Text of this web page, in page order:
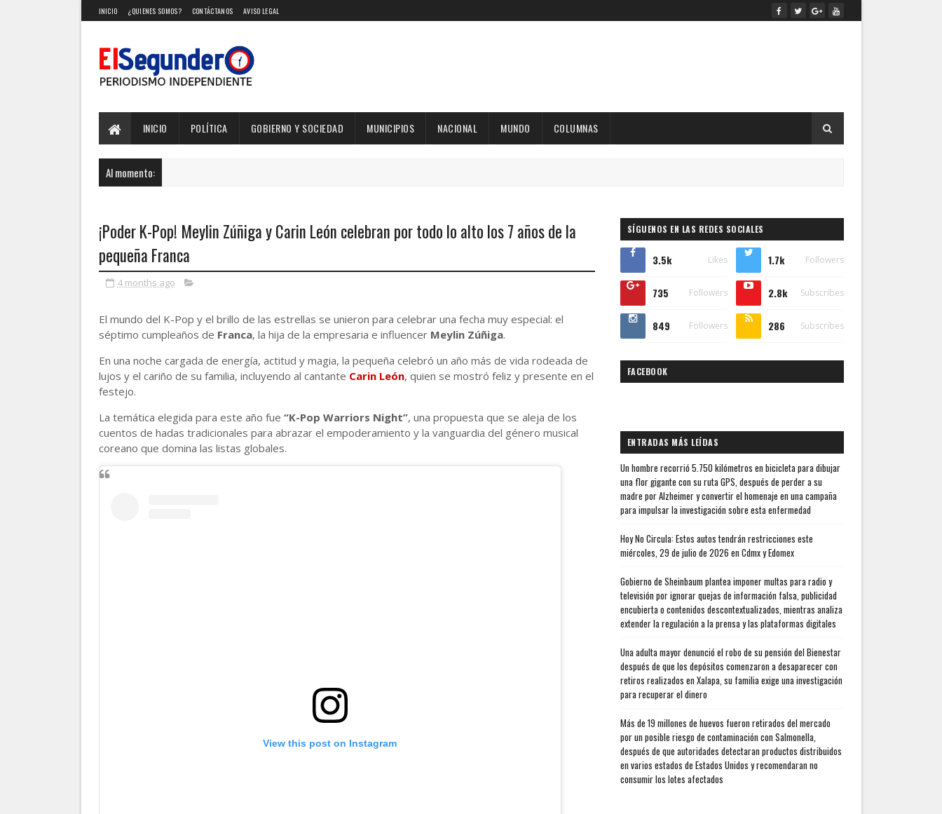
INICIO ¿QUIENES SOMOS? CONTÁCTANOS AVISO LEGAL
INICIO POLÍTICA GOBIERNO Y SOCIEDAD MUNICIPIOS NACIONAL MUNDO COLUMNAS
Al momento:
¡Poder K-Pop! Meylin Zúñiga y Carin León celebran por todo lo alto los 7 años de la
pequeña Franca
4 months ago
El mundo del K-Pop y el brillo de las estrellas se unieron para celebrar una fecha muy especial: el
séptimo cumpleaños de Franca, la hija de la empresaria e influencer Meylin Zúñiga.
En una noche cargada de energía, actitud y magia, la pequeña celebró un año más de vida rodeada de
lujos y el cariño de su familia, incluyendo al cantante Carin León, quien se mostró feliz y presente en el
festejo.
La temática elegida para este año fue “K-Pop Warriors Night”, una propuesta que se aleja de los
cuentos de hadas tradicionales para abrazar el empoderamiento y la vanguardia del género musical
coreano que domina las listas globales.
View this post on Instagram
SÍGUENOS EN LAS REDES SOCIALES
3.5k Likes 1.7k Followers
735 Followers 2.8k Subscribes
849 Followers 286 Subscribes
FACEBOOK
ENTRADAS MÁS LEÍDAS
Un hombre recorrió 5.750 kilómetros en bicicleta para dibujar
una flor gigante con su ruta GPS, después de perder a su
madre por Alzheimer y convertir el homenaje en una campaña
para impulsar la investigación sobre esta enfermedad
Hoy No Circula: Estos autos tendrán restricciones este
miércoles, 29 de julio de 2026 en Cdmx y Edomex
Gobierno de Sheinbaum plantea imponer multas para radio y
televisión por ignorar quejas de información falsa, publicidad
encubierta o contenidos descontextualizados, mientras analiza
extender la regulación a la prensa y las plataformas digitales
Una adulta mayor denunció el robo de su pensión del Bienestar
después de que los depósitos comenzaron a desaparecer con
retiros realizados en Xalapa, su familia exige una investigación
para recuperar el dinero
Más de 19 millones de huevos fueron retirados del mercado
por un posible riesgo de contaminación con Salmonella,
después de que autoridades detectaran productos distribuidos
en varios estados de Estados Unidos y recomendaran no
consumir los lotes afectados